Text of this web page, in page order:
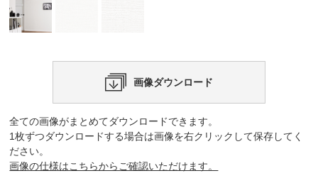
画像ダウンロード
全ての画像がまとめてダウンロードできます。
1枚ずつダウンロードする場合は画像を右クリックして保存してく
ださい。
画像の仕様はこちらからご確認いただけます。